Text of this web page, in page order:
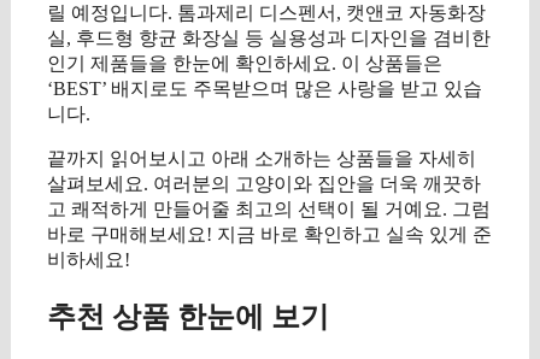
릴 예정입니다. 톰과제리 디스펜서, 캣앤코 자동화장
실, 후드형 향균 화장실 등 실용성과 디자인을 겸비한
인기 제품들을 한눈에 확인하세요. 이 상품들은
‘BEST’ 배지로도 주목받으며 많은 사랑을 받고 있습
니다.
끝까지 읽어보시고 아래 소개하는 상품들을 자세히
살펴보세요. 여러분의 고양이와 집안을 더욱 깨끗하
고 쾌적하게 만들어줄 최고의 선택이 될 거예요. 그럼
바로 구매해보세요! 지금 바로 확인하고 실속 있게 준
비하세요!
추천 상품 한눈에 보기